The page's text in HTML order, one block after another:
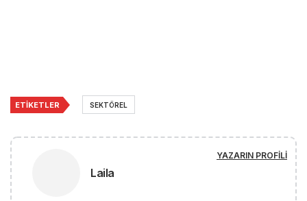
ETIKETLER SEKTÖREL
Laila
YAZARIN PROFILI